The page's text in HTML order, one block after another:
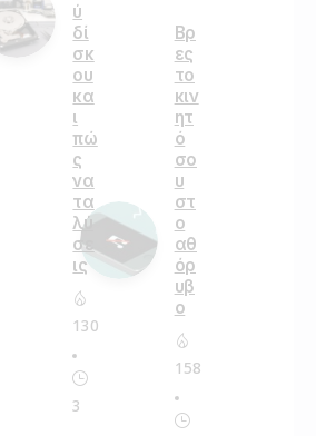
ύ
δί
σκ
ου
κα
ι
πώ
ς
να
τα
λύ
σε
ις
130
3
Βρ
ες
το
κιν
ητ
ό
σο
υ
στ
ο
αθ
όρ
υβ
ο
158